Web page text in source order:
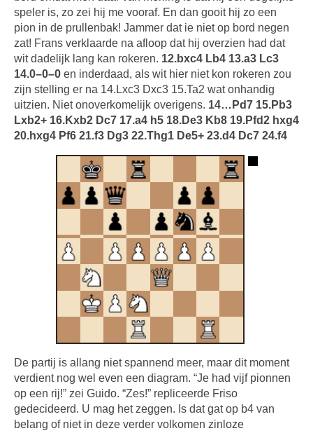
speler is, zo zei hij me vooraf. En dan gooit hij zo een
pion in de prullenbak! Jammer dat ie niet op bord negen
zat! Frans verklaarde na afloop dat hij overzien had dat
wit dadelijk lang kan rokeren. 12.bxc4 Lb4 13.a3 Lc3
14.0–0–0 en inderdaad, als wit hier niet kon rokeren zou
zijn stelling er na 14.Lxc3 Dxc3 15.Ta2 wat onhandig
uitzien. Niet onoverkomelijk overigens. 14…Pd7 15.Pb3
Lxb2+ 16.Kxb2 Dc7 17.a4 h5 18.De3 Kb8 19.Pfd2 hxg4
20.hxg4 Pf6 21.f3 Dg3 22.Thg1 De5+ 23.d4 Dc7 24.f4
De partij is allang niet spannend meer, maar dit moment
verdient nog wel even een diagram. “Je had vijf pionnen
op een rij!” zei Guido. “Zes!” repliceerde Friso
gedecideerd. U mag het zeggen. Is dat gat op b4 van
belang of niet in deze verder volkomen zinloze